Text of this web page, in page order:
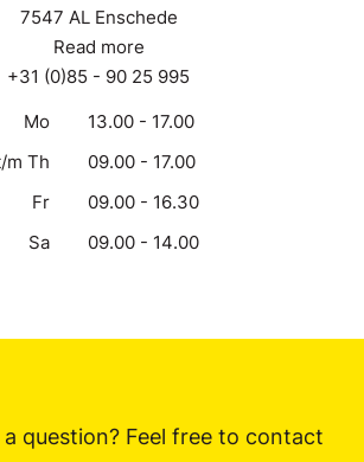
7547 AL Enschede
Read more
+31 (0)85 - 90 25 995
Mo
13.00 - 17.00
m Th
09.00 - 17.00
Fr
09.00 - 16.30
Sa
09.00 - 14.00
question? Feel free to contact